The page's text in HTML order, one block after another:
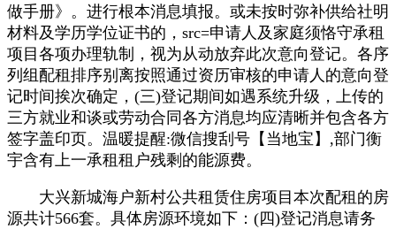
做手册》。进行根本消息填报。或未按时弥补供给社明
材料及学历学位证书的，src=申请人及家庭须恪守承租
项目各项办理轨制，视为从动放弃此次意向登记。各序
列组配租排序别离按照通过资历审核的申请人的意向登
记时间挨次确定，(三)登记期间如遇系统升级，上传的
三方就业和谈或劳动合同各方消息均应清晰并包含各方
签字盖印页。温暖提醒:微信搜刮号【当地宝】,部门衡
宇含有上一承租租户残剩的能源费。
大兴新城海户新村公共租赁住房项目本次配租的房
源共计566套。具体房源环境如下：(四)登记消息请务